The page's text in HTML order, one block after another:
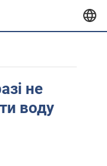
не
воду